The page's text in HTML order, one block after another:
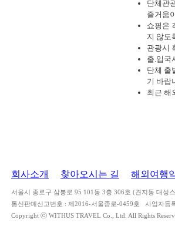
단체관
즐거움
쇼핑은
지 않도
관광시
출.입국
단체 출
기 바랍
최근 해